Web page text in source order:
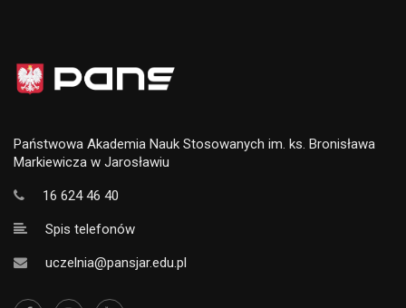
Państwowa Akademia Nauk Stosowanych im. ks. Bronisława
Markiewicza w Jarosławiu
16 624 46 40
Spis telefonów
uczelnia@pansjar.edu.pl